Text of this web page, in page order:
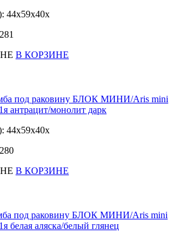
44x59x40x
В КОРЗИНЕ
под раковину БЛОК МИНИ/Aris mini
антрацит/монолит дарк
44x59x40x
В КОРЗИНЕ
под раковину БЛОК МИНИ/Aris mini
белая аляска/белый глянец